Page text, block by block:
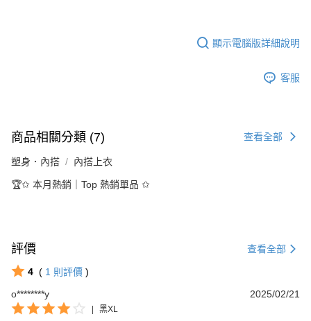
顯示電腦版詳細說明
客服
商品相關分類 (7) 查看全部
塑身．內搭 內搭上衣
🏆✩ 本月熱銷｜Top 熱銷單品 ✩
評價 查看全部
4 ( 1 則評價 )
o********y
2025/02/21
黑XL